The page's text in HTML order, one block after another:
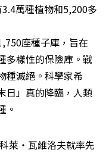
萬種植物和5,200多
座種子庫，旨在
多樣性的保險庫。戰
種滅絕。科學家希
日」真的降臨，人類
。
萊‧瓦維洛夫就率先